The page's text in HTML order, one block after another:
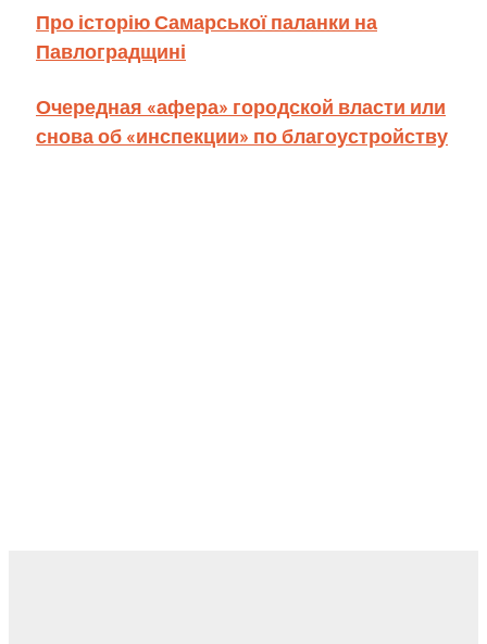
Про історію Самарської паланки на
Павлоградщині
Очередная «афера» городской власти или
снова об «инспекции» по благоустройству